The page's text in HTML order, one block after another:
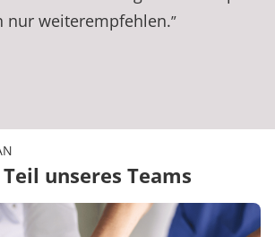
nur weiterempfehlen.”
Zitat
unseres Teams